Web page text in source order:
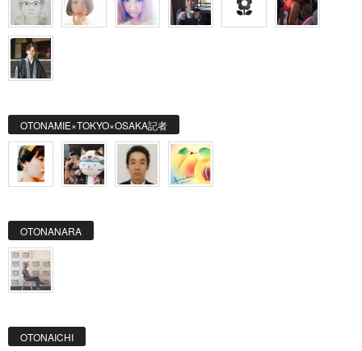
OTONAMIE×TOKYO×OSAKA記者
OTONANARA
OTONAICHI